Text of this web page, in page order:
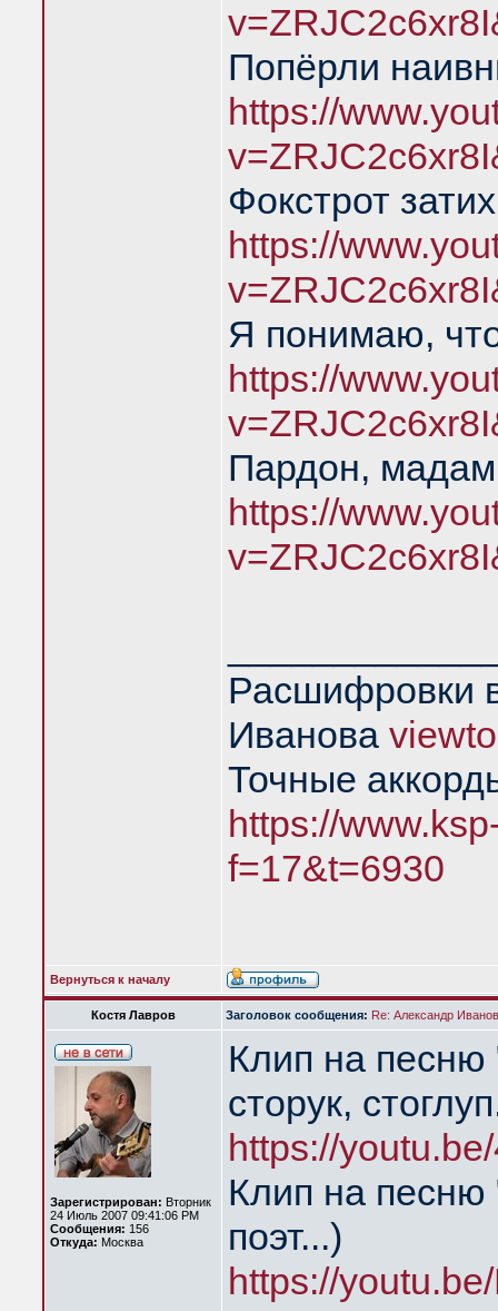
Попёрли
https://
Фокстрот
https://
Я понимаю,
https://
Пардон,
https://
Расшифровки
Иванова
Точные
https://
f=17&t=6930
Вернуться к началу
Костя Лавров Заголовок сообщения: Re: Александр
Зарегистрирован: Вторник
24 Июль 2007 09:41:06 PM
Сообщения: 156
Откуда: Москва
Клип на
сторук,
https://
Клип на
поэт...)
https://